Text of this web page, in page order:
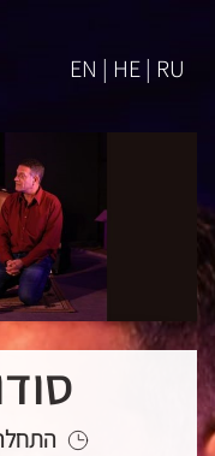
EN | HE | RU